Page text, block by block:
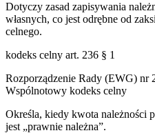
Dotyczy zasad zapisywania
własnych, co jest odrębne od
celnego.
kodeks celny art. 236 § 1
Rozporządzenie Rady (EWG) nr
Wspólnotowy kodeks celny
Określa, kiedy kwota
jest „prawnie należna”.